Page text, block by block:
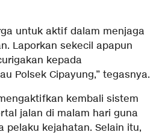
untuk aktif dalam menjaga
Laporkan sekecil apapun
kepada
Polsek Cipayung,” tegasnya.
kembali sistem
jalan di malam hari guna
pelaku kejahatan. Selain itu,